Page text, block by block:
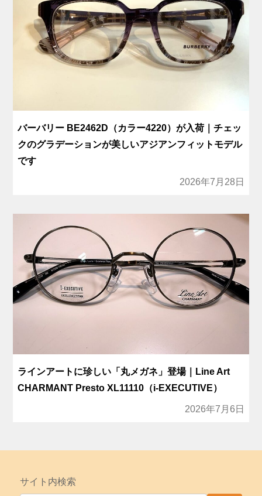
バーバリー BE2462D（カラー4220）が入荷｜チェッ
クのグラデーションが美しいアジアンフィットモデル
です
2026年7月28日
ラインアートに珍しい「丸メガネ」登場｜Line Art
CHARMANT Presto XL11110（i-EXECUTIVE）
2026年7月6日
サイト内検索